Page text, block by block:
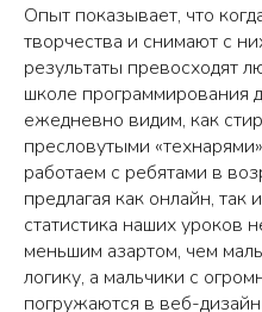
Опыт показывает, что
творчества и снимают с
результаты превосходят
школе программирования
ежедневно видим, как
пресловутыми
работаем с ребятами в
предлагая как онлайн, так
статистика наших уроков
меньшим азартом, чем
логику, а мальчики с
погружаются в веб-